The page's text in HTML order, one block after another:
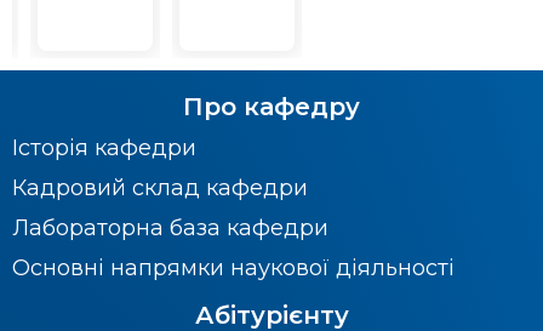
Про кафедру
Історія кафедри
Кадровий склад кафедри
Лабораторна база кафедри
Основні напрямки наукової діяльності
Абітурієнту